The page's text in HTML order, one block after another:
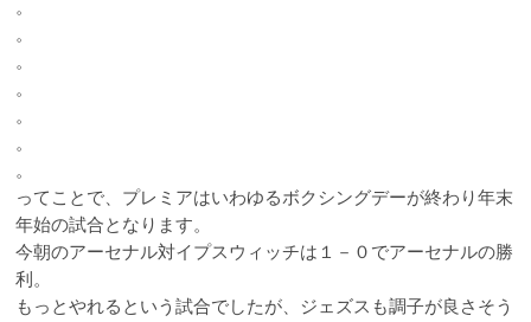
。
。
。
。
。
。
。
ってことで、プレミアはいわゆるボクシングデーが終わり年末
年始の試合となります。
今朝のアーセナル対イプスウィッチは１－０でアーセナルの勝
利。
もっとやれるという試合でしたが、ジェズスも調子が良さそう